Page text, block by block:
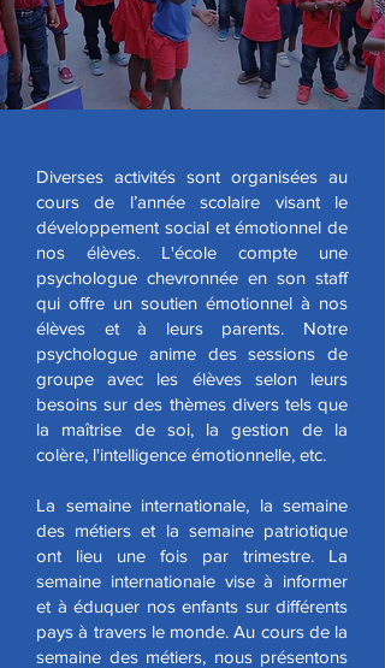
Diverses activités sont organisées au
cours de l’année scolaire visant le
développement social et émotionnel de
nos élèves. L'école compte une
psychologue chevronnée en son staff
qui offre un soutien émotionnel à nos
élèves et à leurs parents. Notre
psychologue anime des sessions de
groupe avec les élèves selon leurs
besoins sur des thèmes divers tels que
la maîtrise de soi, la gestion de la
colère, l'intelligence émotionnelle, etc.
La semaine internationale, la semaine
des métiers et la semaine patriotique
ont lieu une fois par trimestre. La
semaine internationale vise à informer
et à éduquer nos enfants sur différents
pays à travers le monde. Au cours de la
semaine des métiers, nous présentons